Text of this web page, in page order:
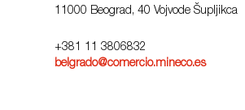
11000 Beograd, 40 Vojvode Šupljikca
+381 11 3806832
belgrado@comercio.mineco.es